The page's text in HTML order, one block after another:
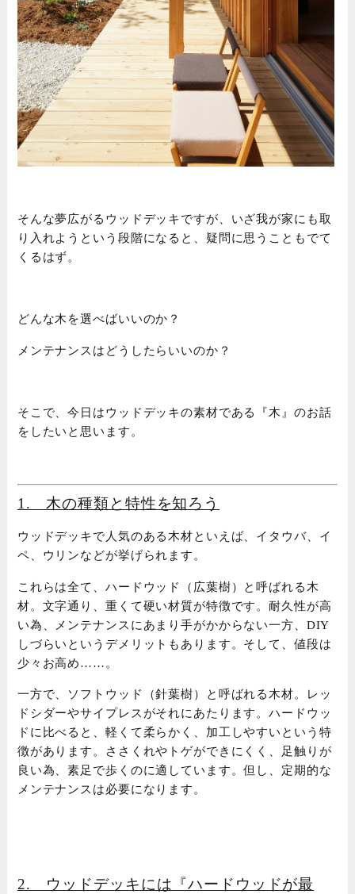
そんな夢広がるウッドデッキですが、いざ我が家にも取
り入れようという段階になると、疑問に思うこともでて
くるはず。
どんな木を選べばいいのか？
メンテナンスはどうしたらいいのか？
そこで、今日はウッドデッキの素材である『木』のお話
を したいと思います。
1. 木の種類と特性を知ろう
ウッドデッキで人気のある木材といえば、イタウバ、イ
ペ、ウリンなどが挙げられます。
これらは全て、ハードウッド（広葉樹）と呼ばれる木
材。文字通り、重くて硬い材質が特徴です。耐久性が高
い為、メンテナンスにあまり手がかからない一方、DIY
しづらいというデメリットもあります。そして、値段は
少々お高め……。
一方で、ソフトウッド（針葉樹）と呼ばれる木材。レッ
ドシダーやサイプレスがそれにあたります。ハードウッ
ドに比べると、軽くて柔らかく、加工しやすいという特
徴があります。ささくれやトゲができにくく、足触りが
良い為、素足で歩くのに適しています。但し、定期的な
メンテナンスは必要になります。
2. ウッドデッキには『ハードウッドが最